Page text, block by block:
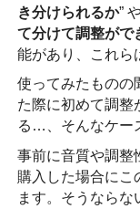
き分けられるか”
て分けて調整がで
能があり、これら
使ってみたものの
た際に初めて調整
る…、そんなケー
事前に音質や調整
購入した場合にこ
ます。そうなら